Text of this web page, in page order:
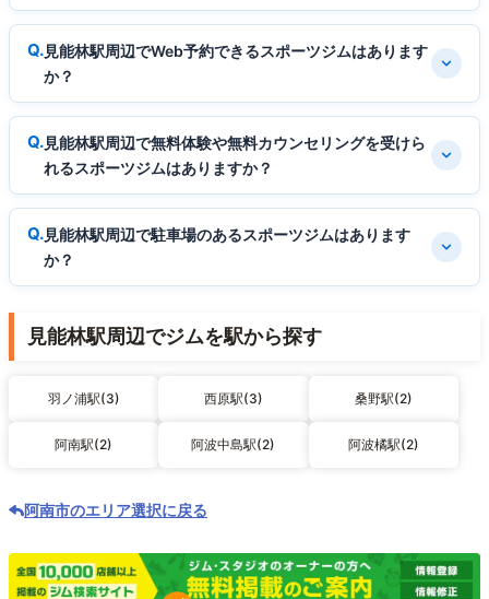
見能林駅周辺でWeb予約できるスポーツジムはあります
か？
見能林駅周辺で無料体験や無料カウンセリングを受けら
れるスポーツジムはありますか？
見能林駅周辺で駐車場のあるスポーツジムはあります
か？
見能林駅周辺でジムを駅から探す
羽ノ浦駅(3) 西原駅(3) 桑野駅(2)
阿南駅(2) 阿波中島駅(2) 阿波橘駅(2)
阿南市のエリア選択に戻る